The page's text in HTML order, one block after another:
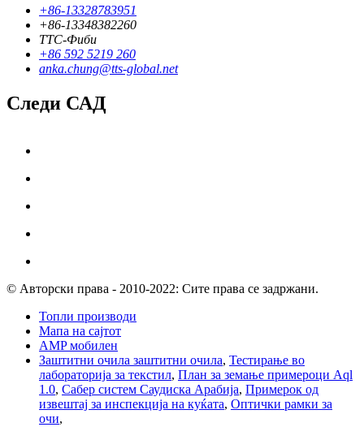
+86-13328783951
+86-13348382260
ТТС-Фиби
+86 592 5219 260
anka.chung@tts-global.net
Следи САД
© Авторски права - 2010-2022: Сите права се задржани.
Топли производи
Мапа на сајтот
AMP мобилен
Заштитни очила заштитни очила, Тестирање во
лабораторија за текстил, План за земање примероци Aql
1.0, Сабер систем Саудиска Арабија, Примерок од
извештај за инспекција на куќата, Оптички рамки за
очи,